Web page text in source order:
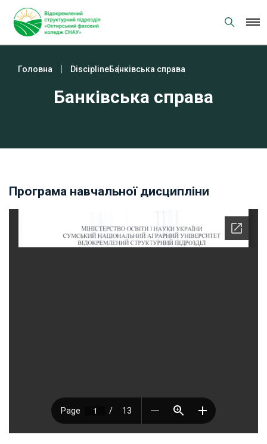
content
Головна DisciplineБанківська справа
Банківська справа
Програма навчальної дисципліни